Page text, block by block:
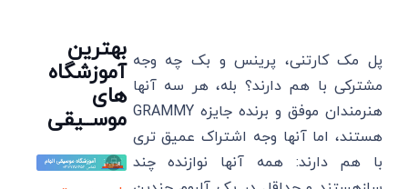
پل مک کارتنی، پرینس و بک چه وجه
مشترکی با هم دارند؟ بله، هر سه آنها
هنرمندان موفق و برنده جایزه GRAMMY
هستند، اما آنها وجه اشتراک عمیق تری
با هم دارند: همه آنها نوازنده چند
بهترین
آموزشگاه
های
موســیقی